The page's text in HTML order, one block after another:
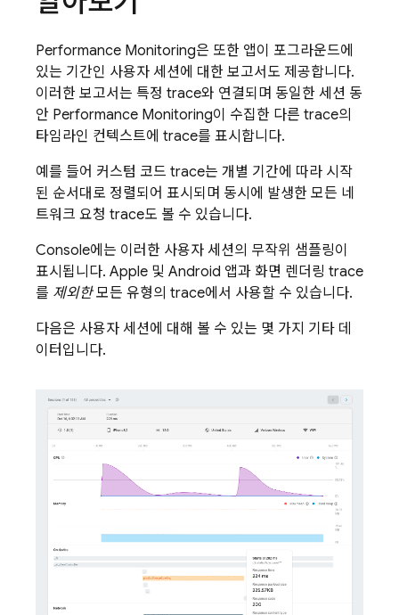
Performance Monitoring은 또한 앱이 포그라운드에
있는 기간인 사용자 세션에 대한 보고서도 제공합니다.
이러한 보고서는 특정 trace와 연결되며 동일한 세션 동
안 Performance Monitoring이 수집한 다른 trace의
타임라인 컨텍스트에 trace를 표시합니다.
예를 들어 커스텀 코드 trace는 개별 기간에 따라 시작
된 순서대로 정렬되어 표시되며 동시에 발생한 모든 네
트워크 요청 trace도 볼 수 있습니다.
Console에는 이러한 사용자 세션의 무작위 샘플링이
표시됩니다. Apple 및 Android 앱과 화면 렌더링 trace
를 제외한모든 유형의 trace에서 사용할 수 있습니다.
다음은 사용자 세션에 대해 볼 수 있는 몇 가지 기타 데
이터입니다.